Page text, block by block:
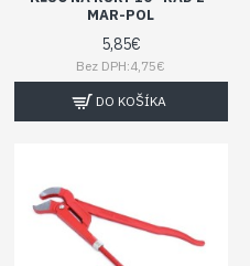
MAR-POL
5,85€
Bez DPH:4,75€
DO KOŠÍKA